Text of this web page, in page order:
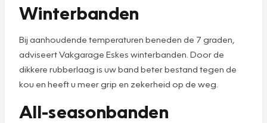
Winterbanden
Bij aanhoudende temperaturen beneden de 7 graden,
adviseert Vakgarage Eskes winterbanden. Door de
dikkere rubberlaag is uw band beter bestand tegen de
kou en heeft u meer grip en zekerheid op de weg.
All-seasonbanden